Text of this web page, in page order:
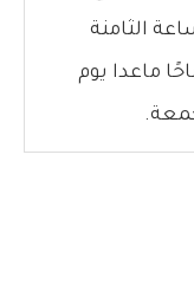
الثامنة
ماعدا يوم
.